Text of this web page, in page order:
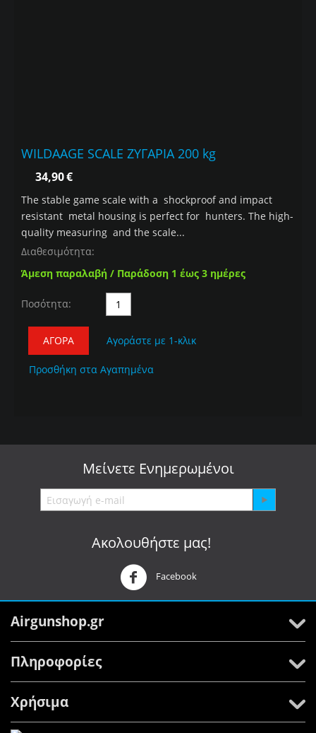
WILDAAGE SCALE ΖΥΓΑΡΙΑ 200 kg
34,90€
The stable game scale with a shockproof and impact
resistant metal housing is perfect for hunters. The high-
quality measuring and the scale...
Διαθεσιμότητα:
Άμεση παραλαβή / Παράδοση 1 έως 3 ημέρες
Ποσότητα:
ΑΓΟΡΆ Αγοράστε με 1-κλικ
Προσθήκη στα Αγαπημένα
Μείνετε Ενημερωμένοι
Ακολουθήστε μας!
Facebook
Airgunshop.gr
Πληροφορίες
Χρήσιμα